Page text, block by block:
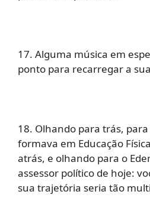
17. Alguma música em
ponto para recarregar a
18. Olhando para trás, para
formava em Educação
atrás, e olhando para o
assessor político de hoje:
sua trajetória seria tão